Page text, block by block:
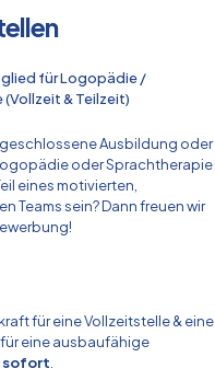
für Logopädie /
& Teilzeit)
Ausbildung oder
oder Sprachtherapie
eines motivierten,
Teams sein? Dann freuen wir
für eine Vollzeitstelle & eine
eine ausbaufähige
sofort.